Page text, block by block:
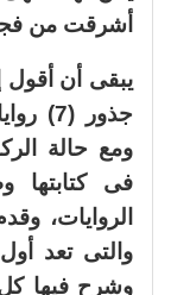
أشرقت من
يبقى أن أقول
جذور
ومع حالة
والتى تعد